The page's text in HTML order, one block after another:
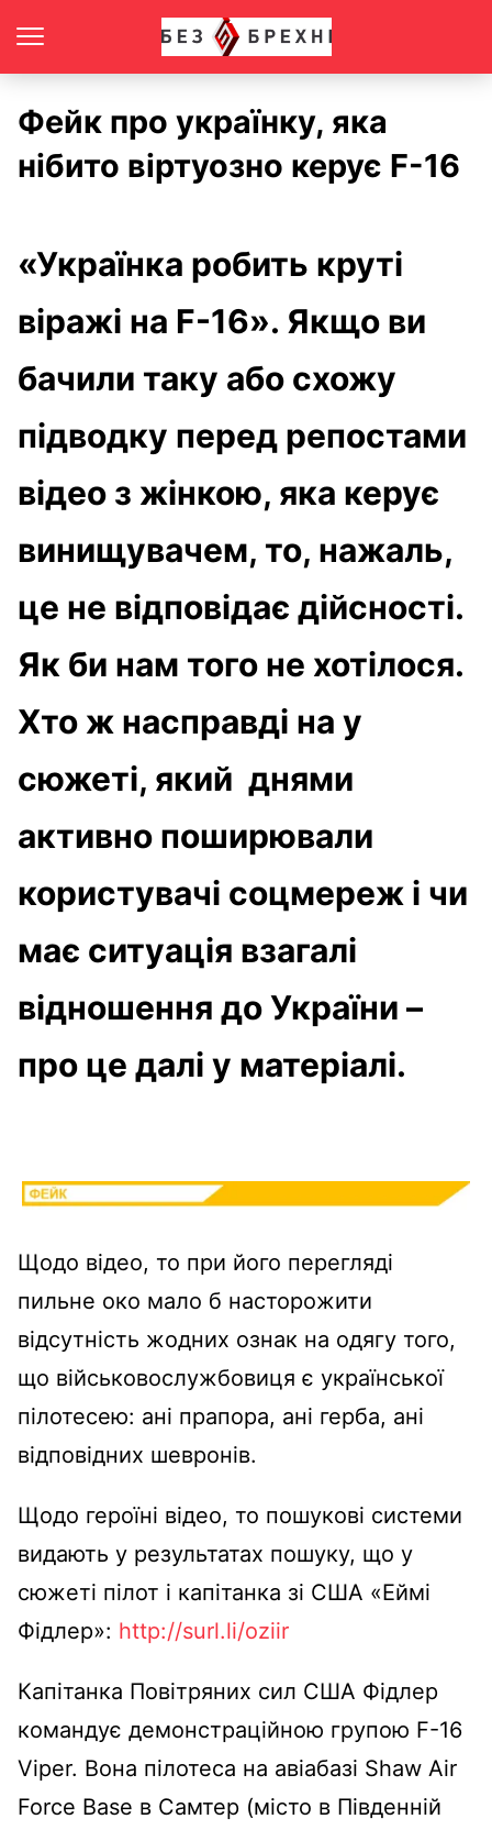
Фейк про українку, яка
нібито віртуозно керує F-16
«Українка робить круті
віражі на F-16». Якщо ви
бачили таку або схожу
підводку перед репостами
відео з жінкою, яка керує
винищувачем, то, нажаль,
це не відповідає дійсності.
Як би нам того не хотілося.
Хто ж насправді на у
сюжеті, який днями
активно поширювали
користувачі соцмереж і чи
має ситуація взагалі
відношення до України –
про це далі у матеріалі.
Щодо відео, то при його перегляді
пильне око мало б насторожити
відсутність жодних ознак на одягу того,
що військовослужбовиця є української
пілотесею: ані прапора, ані герба, ані
відповідних шевронів.
Щодо героїні відео, то пошукові системи
видають у результатах пошуку, що у
сюжеті пілот і капітанка зі США «Еймі
Фідлер»: http://surl.li/oziir
Капітанка Повітряних сил США Фідлер
командує демонстраційною групою F-16
Viper. Вона пілотеса на авіабазі Shaw Air
Force Base в Самтер (місто в Південній